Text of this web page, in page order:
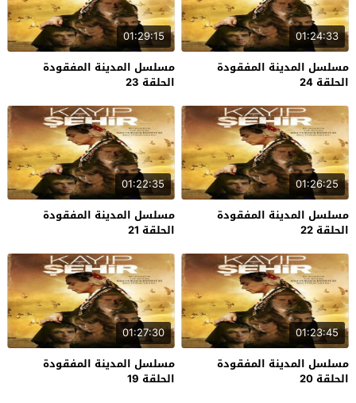
01:24:33
مسلسل المدينة المفقودة
الحلقة 24
01:29:15
مسلسل المدينة المفقودة
الحلقة 23
01:26:25
مسلسل المدينة المفقودة
الحلقة 22
01:22:35
مسلسل المدينة المفقودة
الحلقة 21
01:23:45
مسلسل المدينة المفقودة
الحلقة 20
01:27:30
مسلسل المدينة المفقودة
الحلقة 19